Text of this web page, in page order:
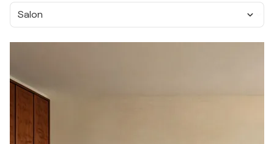
Salon